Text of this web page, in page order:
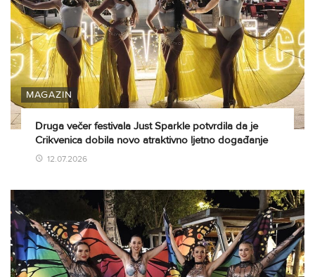
MAGAZIN
Druga večer festivala Just Sparkle potvrdila da je
Crikvenica dobila novo atraktivno ljetno događanje
12.07.2026